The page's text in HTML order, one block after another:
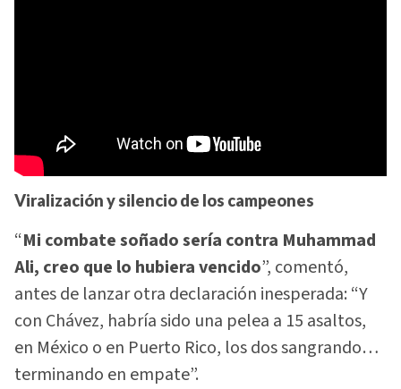
Viralización y silencio de los campeones
“Mi combate soñado sería contra Muhammad
Ali, creo que lo hubiera vencido”, comentó,
antes de lanzar otra declaración inesperada: “Y
con Chávez, habría sido una pelea a 15 asaltos,
en México o en Puerto Rico, los dos sangrando…
terminando en empate”.